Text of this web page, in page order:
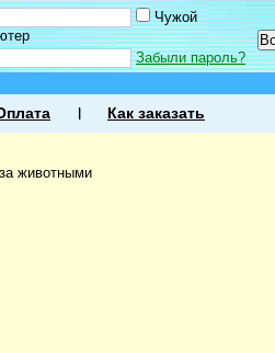
Чужой
Забыли пароль?
Как заказать
животными